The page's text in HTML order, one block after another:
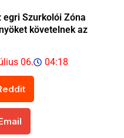
egri Szurkolói Zóna
követelnek az
06. 04:18